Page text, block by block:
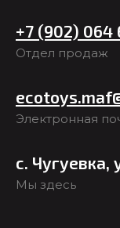
+7 (902) 064
Отдел продаж
Электронная
с. Чугуевка,
Мы здесь